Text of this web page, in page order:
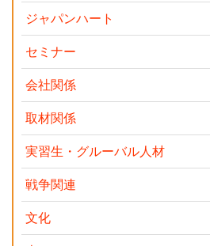
ジャパンハート
セミナー
会社関係
取材関係
実習生・グルーバル人材
戦争関連
文化